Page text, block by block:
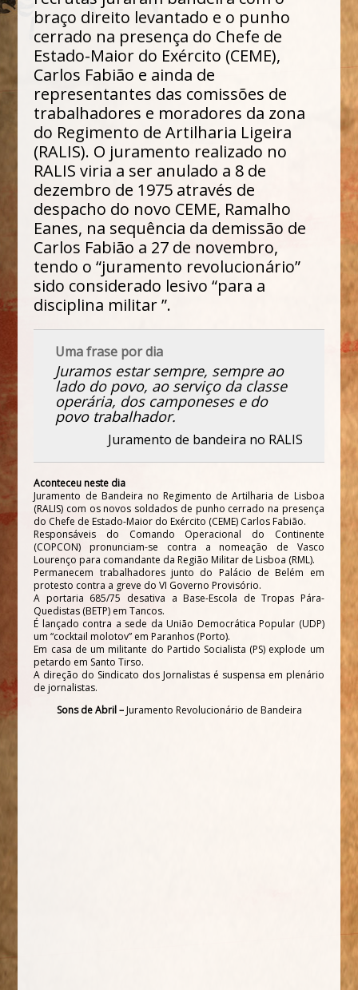
braço direito levantado e o punho
cerrado na presença do Chefe de
Estado-Maior do Exército (CEME),
Carlos Fabião e ainda de
representantes das comissões de
trabalhadores e moradores da zona
do Regimento de Artilharia Ligeira
(RALIS). O juramento realizado no
RALIS viria a ser anulado a 8 de
dezembro de 1975 através de
despacho do novo CEME, Ramalho
Eanes, na sequência da demissão de
Carlos Fabião a 27 de novembro,
tendo o “juramento revolucionário”
sido considerado lesivo “para a
disciplina militar ”.
Uma frase por dia
Juramos estar sempre, sempre ao
lado do povo, ao serviço da classe
operária, dos camponeses e do
povo trabalhador.
Juramento de bandeira no RALIS
Aconteceu neste dia
Juramento de Bandeira no Regimento de Artilharia de Lisboa
(RALIS) com os novos soldados de punho cerrado na presença
do Chefe de Estado-Maior do Exército (CEME) Carlos Fabião.
Responsáveis do Comando Operacional do Continente
(COPCON) pronunciam-se contra a nomeação de Vasco
Lourenço para comandante da Região Militar de Lisboa (RML).
Permanecem trabalhadores junto do Palácio de Belém em
protesto contra a greve do VI Governo Provisório.
A portaria 685/75 desativa a Base-Escola de Tropas Pára-
Quedistas (BETP) em Tancos.
É lançado contra a sede da União Democrática Popular (UDP)
um “cocktail molotov” em Paranhos (Porto).
Em casa de um militante do Partido Socialista (PS) explode um
petardo em Santo Tirso.
A direção do Sindicato dos Jornalistas é suspensa em plenário
de jornalistas.
Sons de Abril –Juramento Revolucionário de Bandeira